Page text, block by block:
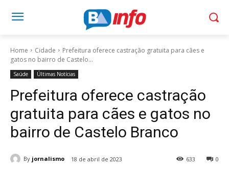
Home Cidade
Prefeitura oferece castração gratuita para cães e
gatos no bairro de Castelo...
Saúde Últimas Notícias
Prefeitura oferece castração
gratuita para cães e gatos no
bairro de Castelo Branco
By jornalismo 18 de abril de 2023 0
633